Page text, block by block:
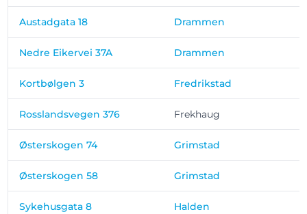
Austadgata 18 Drammen
Nedre Eikervei 37A Drammen
Kortbølgen 3 Fredrikstad
Rosslandsvegen 376 Frekhaug
Østerskogen 74 Grimstad
Østerskogen 58 Grimstad
Sykehusgata 8 Halden